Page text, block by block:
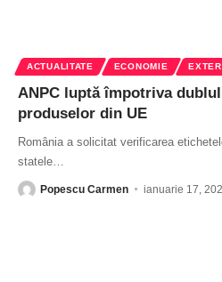
ACTUALITATE ECONOMIE
ANPC luptă împotriva
produselor din UE
România a solicitat verificarea
statele
Popescu Carmen ianuarie 17,